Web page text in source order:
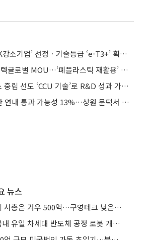
자연과환경, ‘IBK강소기업’ 선정ㆍ기술등급 ‘e-T3+’ 획득…스마트 건설 기술력 공인
자연과환경-웨스텍글로벌 MOU…‘폐플라스틱 재활용’ 순환건설 시장 선점 나선다
자연과환경, 탄소 중립 선도 ‘CCU 기술’로 R&D 성과 가시화
美 클래리티 법안 연내 통과 가능성 13%…상원 문턱서 제동
뉴스
매출 4000억대에 시총은 겨우 500억…구영테크 낮은 몸값에 저가 승계 마무리
라온로보틱스, 국내 유일 차세대 반도체 공정 로봇 개발 ‘고객사 테스트 진행’